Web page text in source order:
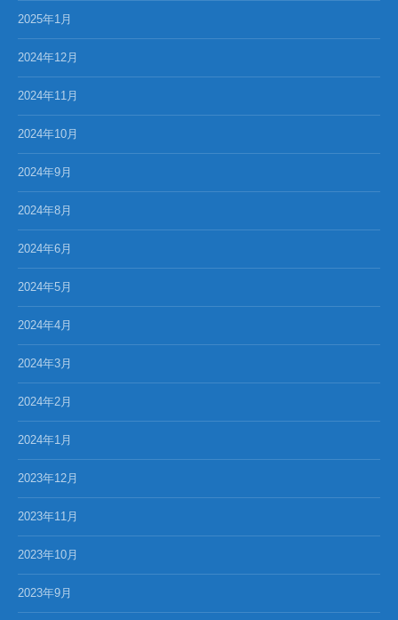
2025年1月
2024年12月
2024年11月
2024年10月
2024年9月
2024年8月
2024年6月
2024年5月
2024年4月
2024年3月
2024年2月
2024年1月
2023年12月
2023年11月
2023年10月
2023年9月